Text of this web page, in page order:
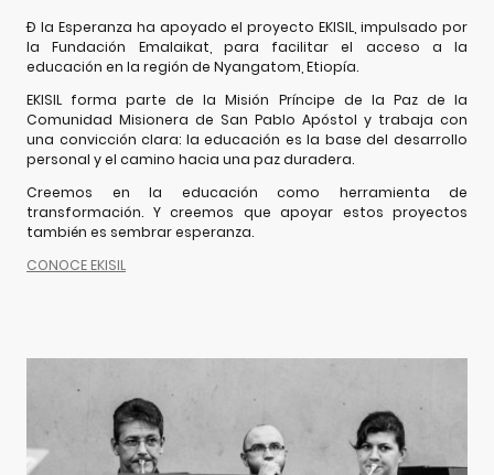
Ð la Esperanza ha apoyado el proyecto EKISIL, impulsado por
la Fundación Emalaikat, para facilitar el acceso a la
educación en la región de Nyangatom, Etiopía.
EKISIL forma parte de la Misión Príncipe de la Paz de la
Comunidad Misionera de San Pablo Apóstol y trabaja con
una convicción clara: la educación es la base del desarrollo
personal y el camino hacia una paz duradera.
Creemos en la educación como herramienta de
transformación. Y creemos que apoyar estos proyectos
también es sembrar esperanza.
CONOCE EKISIL